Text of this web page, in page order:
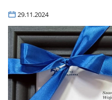
29.11.2024